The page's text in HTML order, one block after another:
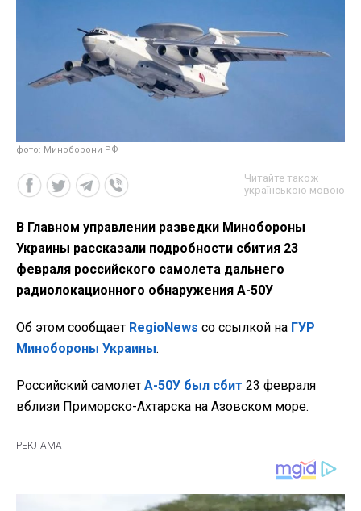
фото: Миноборони РФ
Читайте також
українською мовою
В Главном управлении разведки Минобороны
Украины рассказали подробности сбития 23
февраля российского самолета дальнего
радиолокационного обнаружения А-50У
Об этом сообщает RegioNews со ссылкой на ГУР
Минобороны Украины.
Российский самолет А-50У был сбит 23 февраля
вблизи Приморско-Ахтарска на Азовском море.